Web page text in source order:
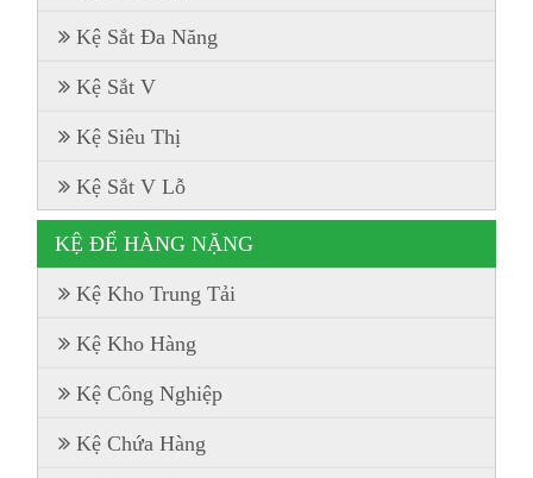
Kệ Sắt Đa Năng
Kệ Sắt V
Kệ Siêu Thị
Kệ Sắt V Lỗ
KỆ ĐỂ HÀNG NẶNG
Kệ Kho Trung Tải
Kệ Kho Hàng
Kệ Công Nghiệp
Kệ Chứa Hàng